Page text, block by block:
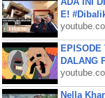
E!
EPISODE
DALANG
Nella